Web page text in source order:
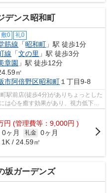
デンス昭和町
敷0 礼0
筋線 「昭和町 」駅 徒歩1分
線 「文の里 」駅 徒歩3分
章園 」駅 徒歩12分
㎡
市阿倍野区昭和町 １丁目9-8
駅前店(徒歩4分)がありちょっとした
は心を癒す効果があり、視力低下の
円 (管理費等：9,000円 )
0ヶ月 礼金 0ヶ月
/ 24.59㎡
坂ガーデンズ